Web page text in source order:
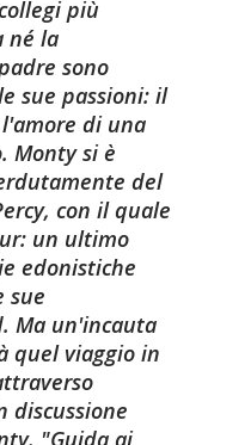
più
né la
sono
sue passioni: il
di una
Monty si è
del
con il quale
un ultimo
edonistiche
sue
Ma un'incauta
quel viaggio in
discussione
"Guida ai